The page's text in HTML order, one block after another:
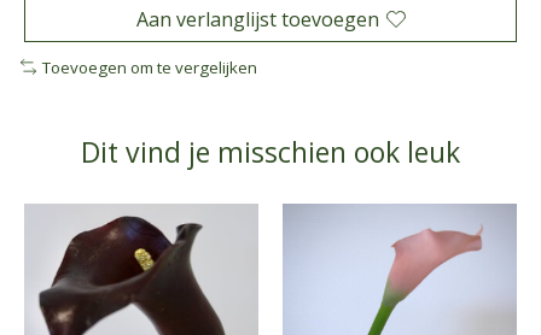
Aan verlanglijst toevoegen
Toevoegen om te vergelijken
Dit vind je misschien ook leuk
Items van productcarrousel